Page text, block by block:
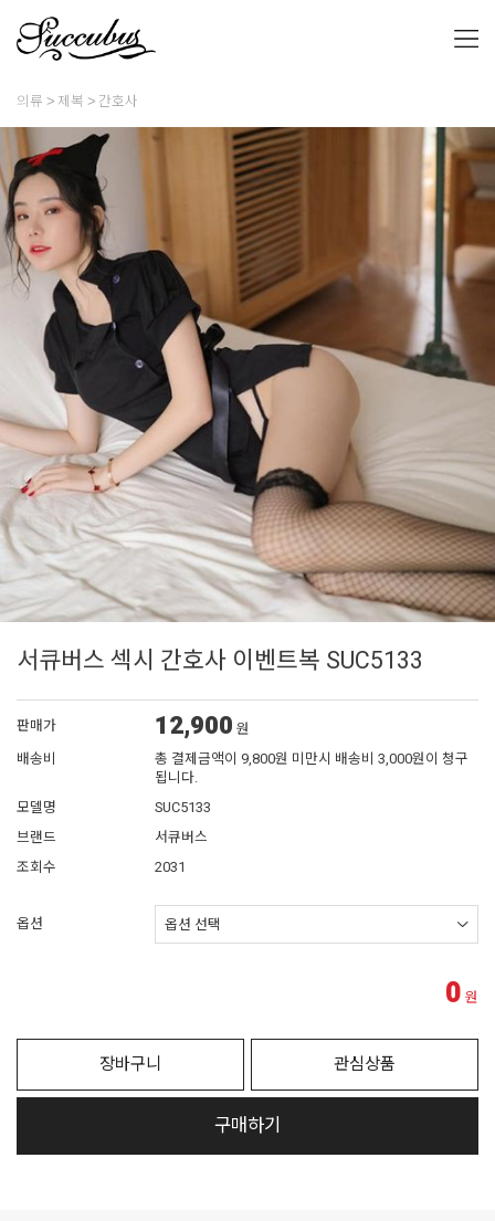
의류 제복 간호사
서큐버스 섹시 간호사 이벤트복 SUC5133
판매가 12,900 원
배송비
총 결제금액이 9,800원 미만시 배송비 3,000원이 청구
됩니다.
모델명
SUC5133
브랜드
서큐버스
조회수
2031
옵션
0 원
장바구니 관심상품
구매하기